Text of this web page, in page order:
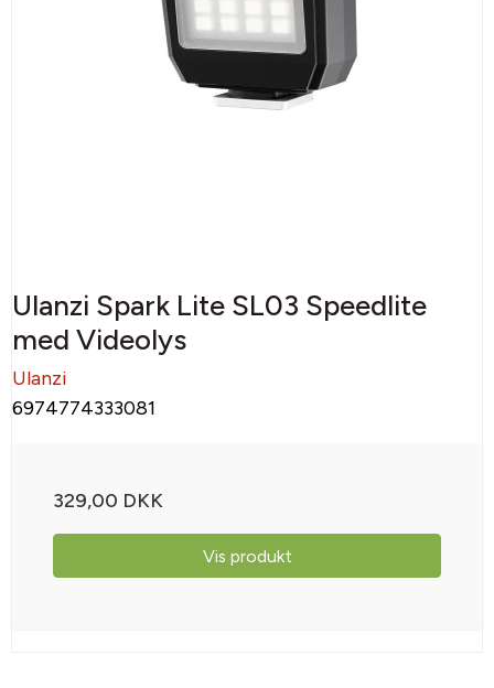
Ulanzi Spark Lite SL03 Speedlite
med Videolys
Ulanzi
6974774333081
329,00 DKK
Vis produkt